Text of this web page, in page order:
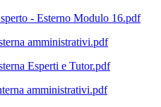
- Esterno Modulo 16.pdf
amministrativi.pdf
Esperti e Tutor.pdf
amministrativi.pdf